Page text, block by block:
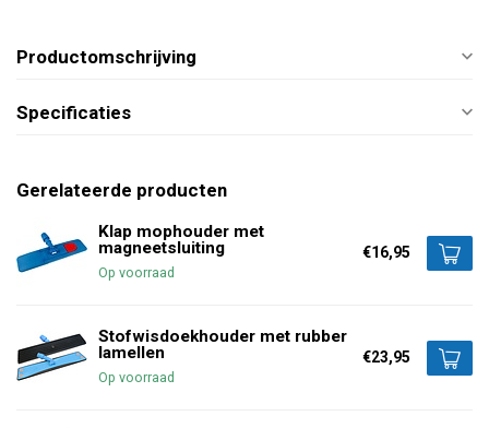
Productomschrijving
Specificaties
Gerelateerde producten
Klap mophouder met
magneetsluiting
Op voorraad
€16,95
Stofwisdoekhouder met rubber
lamellen
Op voorraad
€23,95